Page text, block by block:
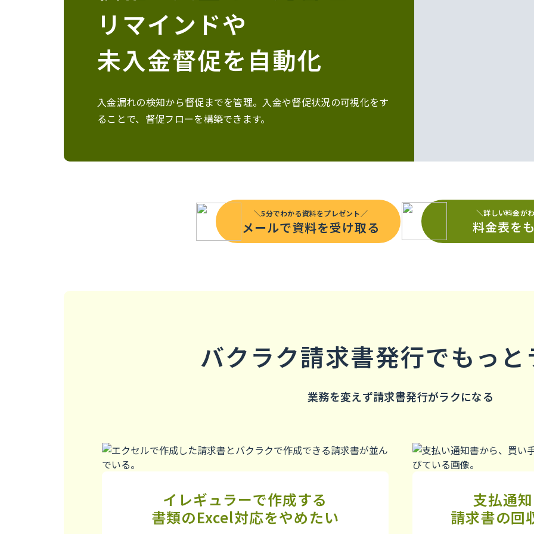
リマインドや
未入金督促を自動化
入金漏れの検知から督促までを管理。入金や督促状況の可視化をす
ることで、督促フローを構築できます。
＼5分でわかる資料をプレゼント／
メールで資料を受け取る
＼詳しい料金が
料金表を
バクラク請求書発行でもっと
業務を変えず請求書発行がラクになる
イレギュラーで作成する
書類のExcel対応をやめたい
支払通
請求書の回